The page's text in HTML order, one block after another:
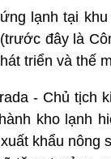
lạnh tại
đây là
triển và thế
- Chủ tịch
kho lạnh
khẩu nông